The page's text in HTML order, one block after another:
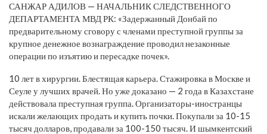
САНЖАР АДИЛОВ — НАЧАЛЬНИК СЛЕДСТВЕННОГО
ДЕПАРТАМЕНТА МВД РК: «Задержанный Донбай по
предварительному сговору с членами преступной группы за
крупное денежное вознаграждение проводил незаконные
операции по изъятию и пересадке почек».
10 лет в хирургии. Блестящая карьера. Стажировка в Москве и
Сеуле у лучших врачей. Но уже доказано — 2 года в Казахстане
действовала преступная группа. Организаторы-иностранцы
искали желающих продать и купить почки. Покупали за 10-15
тысяч долларов, продавали за 100-150 тысяч. И шымкентский